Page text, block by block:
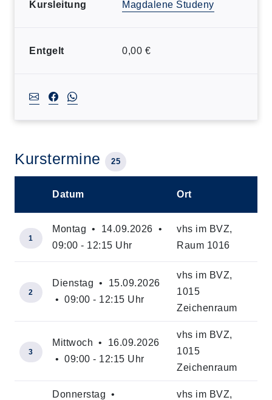
Kursleitung Magdalene Studeny
Entgelt 0,00 €
Kurstermine 25
Datum Ort
1
Montag • 14.09.2026 •
09:00 - 12:15 Uhr
vhs im BVZ,
Raum 1016
2
Dienstag • 15.09.2026
• 09:00 - 12:15 Uhr
vhs im BVZ,
1015
Zeichenraum
3
Mittwoch • 16.09.2026
• 09:00 - 12:15 Uhr
vhs im BVZ,
1015
Zeichenraum
Donnerstag •
vhs im BVZ,